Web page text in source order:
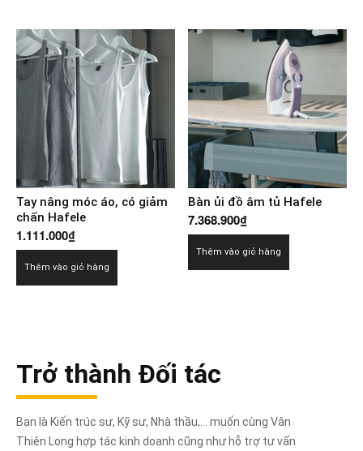
Tay nâng móc áo, có giảm
chấn Hafele
1.111.000₫
Thêm vào giỏ hàng
Bàn ủi đồ âm tủ Hafele
7.368.900₫
Thêm vào giỏ hàng
Trở thành Đối tác
Bạn là Kiến trúc sư, Kỹ sư, Nhà thầu,... muốn cùng Vân
Thiên Long hợp tác kinh doanh cũng như hỗ trợ tư vấn